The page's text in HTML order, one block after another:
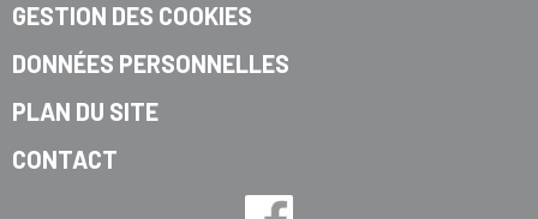
GESTION DES COOKIES
DONNÉES PERSONNELLES
PLAN DU SITE
CONTACT